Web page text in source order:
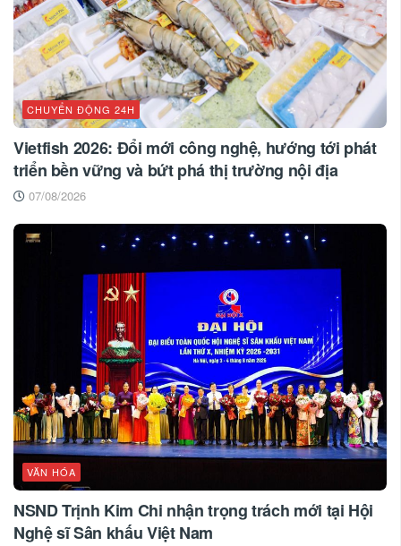
CHUYỂN ĐỘNG 24H
Vietfish 2026: Đổi mới công nghệ, hướng tới phát
triển bền vững và bứt phá thị trường nội địa
07/08/2026
VĂN HÓA
NSND Trịnh Kim Chi nhận trọng trách mới tại Hội
Nghệ sĩ Sân khấu Việt Nam